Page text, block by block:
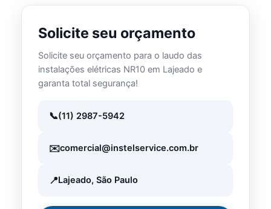
Solicite seu orçamento
Solicite seu orçamento para o laudo das
instalações elétricas NR10 em Lajeado e
garanta total segurança!
(11) 2987-5942
comercial@instelservice.com.br
Lajeado, São Paulo